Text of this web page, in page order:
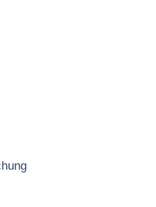
CÔNG TY HÓA CHẤT